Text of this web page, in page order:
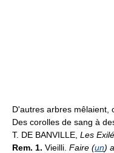
D'autres arbres mêlaient,
Des corolles de sang à
T. DE BANVILLE, Les
Rem. 1. Vieilli. Faire (un)